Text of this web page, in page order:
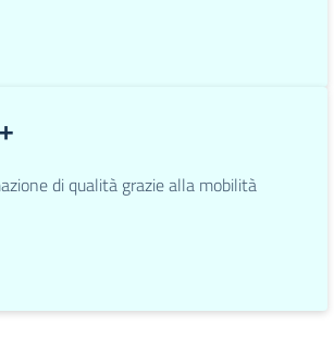
di qualità grazie alla mobilità